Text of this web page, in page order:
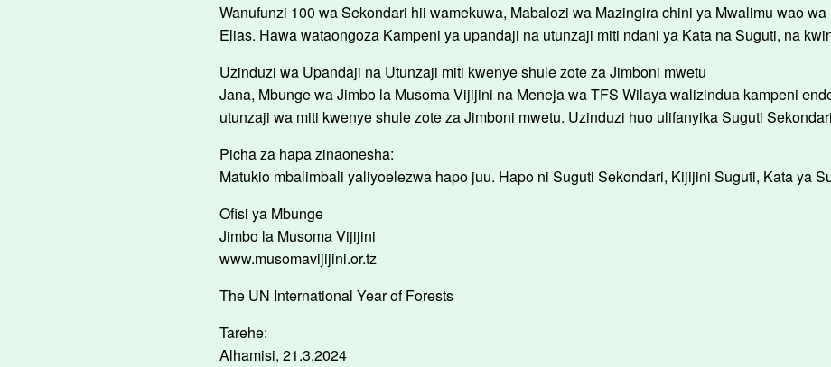
Wanufunzi 100 wa Sekondari hii wamekuwa, Mabalozi wa Mazingira chini ya Mwalimu wao
Elias. Hawa wataongoza Kampeni ya upandaji na utunzaji miti ndani ya Kata na Suguti, na
Uzinduzi wa Upandaji na Utunzaji miti kwenye shule zote za Jimboni mwetu
Jana, Mbunge wa Jimbo la Musoma Vijijini na Meneja wa TFS Wilaya walizindua kampeni
utunzaji wa miti kwenye shule zote za Jimboni mwetu. Uzinduzi huo ulifanyika Suguti
Picha za hapa zinaonesha:
Matukio mbalimbali yaliyoelezwa hapo juu. Hapo ni Suguti Sekondari, Kijijini Suguti, Kata ya
Ofisi ya Mbunge
Jimbo la Musoma Vijijini
www.musomavijijini.or.tz
The UN International Year of Forests
Tarehe:
Alhamisi, 21.3.2024